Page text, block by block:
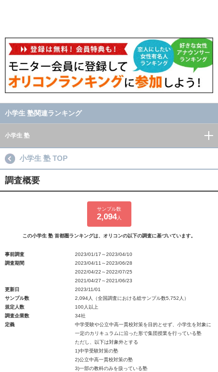
小学生 塾関連ランキング
小学生 塾
小学生 塾 TOP
調査概要
サンプル数
2,094人
この小学生 塾 首都圏ランキングは、オリコンの以下の調査に基づいています。
事前調査
2023/01/17～2023/04/10
調査期間
2023/04/11～2023/06/28
2022/04/22～2022/07/25
2021/04/27～2021/06/23
更新日
2023/11/01
サンプル数
2,094人（全国調査における総サンプル数5,752人）
規定人数
100人以上
調査企業数
34社
定義
中学受験や公立中高一貫校対策を目的とせず、小学生を対象に
一定のカリキュラムに沿った形で集団授業を行っている塾
ただし、以下は対象外とする
1)中学受験対策の塾
2)公立中高一貫校対策の塾
3)一部の教科のみを扱っている塾